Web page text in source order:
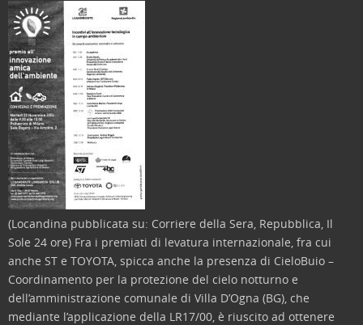
(Locandina pubblicata su: Corriere della Sera, Repubblica, Il
Sole 24 ore) Fra i premiati di levatura internazionale, fra cui
anche ST e TOYOTA, spicca anche la presenza di CieloBuio –
Coordinamento per la protezione del cielo notturno e
dell’amministrazione comunale di Villa D’Ogna (BG), che
mediante l’applicazione della LR17/00, è riuscito ad ottenere